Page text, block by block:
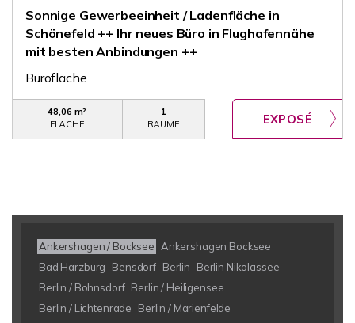
Sonnige Gewerbeeinheit / Ladenfläche in
Schönefeld ++ Ihr neues Büro in Flughafennähe
mit besten Anbindungen ++
Bürofläche
48,06 m²
FLÄCHE
1
RÄUME
Ankershagen / Bocksee
Ankershagen Bocksee
Bad Harzburg
Bensdorf Berlin
Berlin Nikolassee
Berlin / Bohnsdorf Berlin / Heiligensee
Berlin / Lichtenrade
Berlin / Marienfelde